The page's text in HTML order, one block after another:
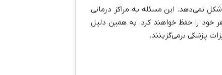
نمی‌دهد. این مسئله به مراکز درمانی
خود را حفظ خواهند کرد. به همین دلیل
پزشکی برمی‌گزینند.